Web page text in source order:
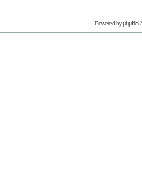
Powered byphpBB